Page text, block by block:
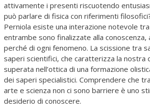
attivamente i presenti riscuotendo
può parlare di fisica con riferimenti
Perniola esiste una interazione notevole
entrambe sono finalizzate alla conoscenza,
perché di ogni fenomeno. La scissione tra
saperi scientifici, che caratterizza la nostra
superata nell’ottica di una formazione
dei saperi specialistici. Comprendere che
arte e scienza non ci sono barriere è uno
desiderio di conoscere.